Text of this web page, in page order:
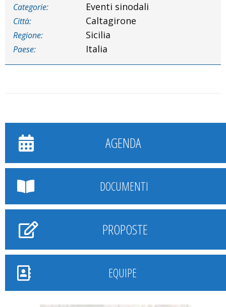
Categorie: Eventi sinodali
Città: Caltagirone
Regione: Sicilia
Paese: Italia
AGENDA
DOCUMENTI
PROPOSTE
EQUIPE